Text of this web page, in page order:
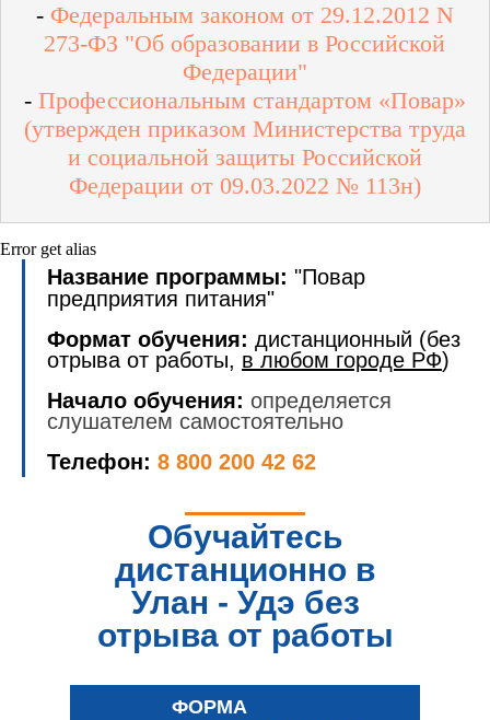
- Федеральным законом от 29.12.2012 N
273-ФЗ "Об образовании в Российской
Федерации"
- Профессиональным стандартом «Повар»
(утвержден приказом Министерства труда
и социальной защиты Российской
Федерации от 09.03.2022 № 113н)
Error get alias
Название программы: "Повар
предприятия питания"
Формат обучения: дистанционный (без
отрыва от работы, в любом городе РФ)
Начало обучения: определяется
слушателем самостоятельно
Телефон: 8 800 200 42 62
Обучайтесь
дистанционно в
Улан - Удэ без
отрыва от работы
ФОРМА